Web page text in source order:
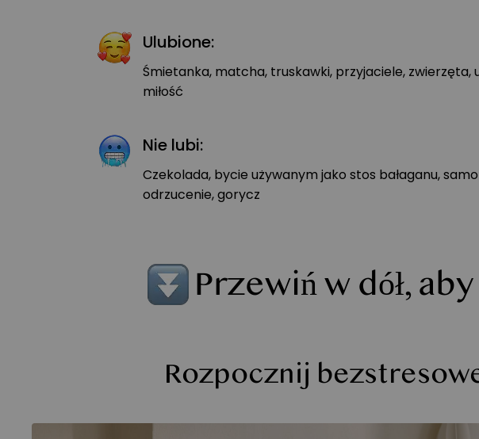
Ulubione:
Śmietanka, matcha, truskawki, przyjaciele, zwierzęta,
miłość
Nie lubi:
Czekolada, bycie używanym jako stos bałaganu,
odrzucenie, gorycz
Przewiń w dół,
Rozpocznij